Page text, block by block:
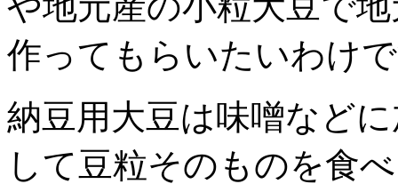
作ってもらいたいわけ
納豆用大豆は味噌など
して豆粒そのものを食